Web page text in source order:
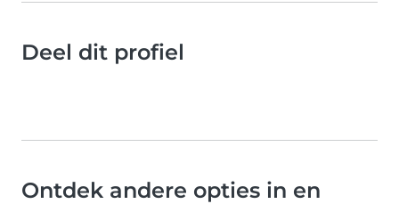
Deel dit profiel
Ontdek andere opties in en